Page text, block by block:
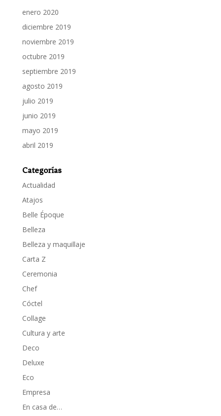
enero 2020
diciembre 2019
noviembre 2019
octubre 2019
septiembre 2019
agosto 2019
julio 2019
junio 2019
mayo 2019
abril 2019
Categorías
Actualidad
Atajos
Belle Époque
Belleza
Belleza y maquillaje
Carta Z
Ceremonia
Chef
Cóctel
Collage
Cultura y arte
Deco
Deluxe
Eco
Empresa
En casa de…